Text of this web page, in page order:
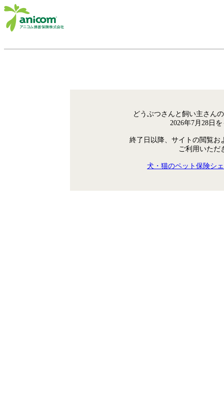
どうぶつさんと飼い主さん
2026年7月28日
終了日以降、サイトの閲覧お
ご利用いただ
犬・猫のペット保険シ